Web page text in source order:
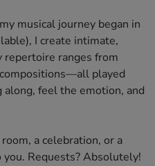
musical journey began in
I create intimate,
repertoire ranges from
played
feel the emotion, and
a celebration, or a
Requests? Absolutely!